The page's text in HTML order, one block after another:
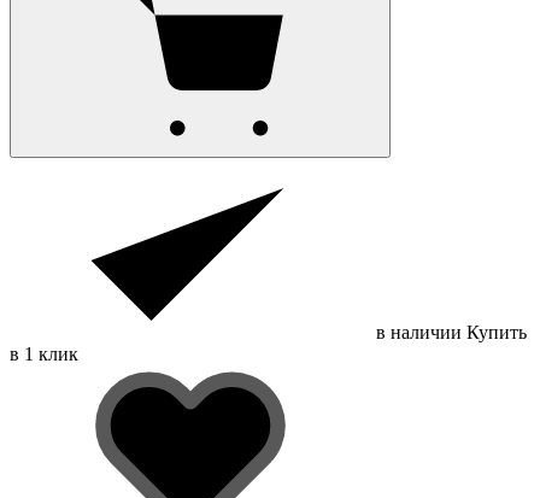
в наличии Купить
в 1 клик